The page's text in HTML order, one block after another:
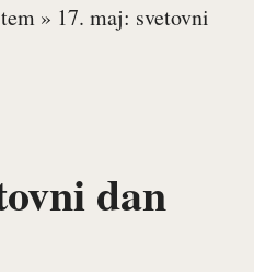
» 17. maj: svetovni
dan